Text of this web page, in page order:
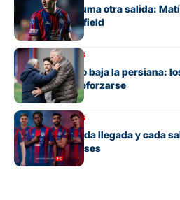
San Lorenzo suma otra salida:
carrera en Banfield
Mercado de pases
San Lorenzo no baja la persiana:
quedan para reforzarse
Mercado de pases
El detalle de cada llegada y cada
mercado de pases